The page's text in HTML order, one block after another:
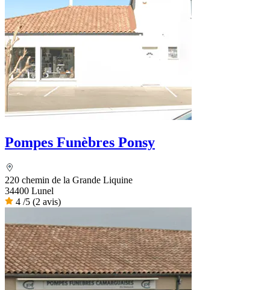
Pompes Funèbres Ponsy
220 chemin de la Grande Liquine
34400 Lunel
4 /5 (2 avis)